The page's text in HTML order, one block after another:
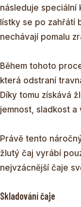
následuje speciální
lístky se po zahřátí
nechávají pomalu
Během tohoto
která odstraní
Díky tomu získává
jemnost, sladkost
Právě tento
žlutý čaj vyrábí
nejvzácnější čaje
Skladování čaje